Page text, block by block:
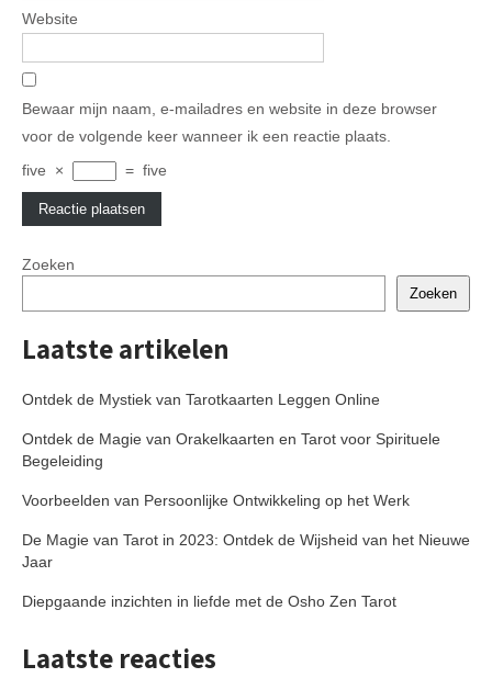
Website
Bewaar mijn naam, e-mailadres en website in deze browser
voor de volgende keer wanneer ik een reactie plaats.
five
× = five
Zoeken
Zoeken
Laatste artikelen
Ontdek de Mystiek van Tarotkaarten Leggen Online
Ontdek de Magie van Orakelkaarten en Tarot voor Spirituele
Begeleiding
Voorbeelden van Persoonlijke Ontwikkeling op het Werk
De Magie van Tarot in 2023: Ontdek de Wijsheid van het Nieuwe
Jaar
Diepgaande inzichten in liefde met de Osho Zen Tarot
Laatste reacties